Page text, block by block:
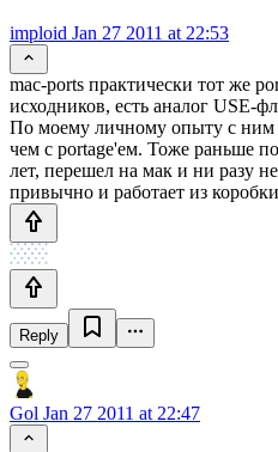
imploid Jan 27 2011 at 22:53
mac-ports практически тот же
исходников, есть аналог USE-
По моему личному опыту с ним
чем с portage'ем. Тоже раньше
лет, перешел на мак и ни разу
привычно и работает из
Reply
Gol Jan 27 2011 at 22:47